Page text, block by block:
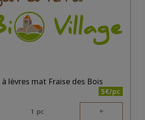
lèvres mat Fraise des Bois
5€/pc
1 pc +